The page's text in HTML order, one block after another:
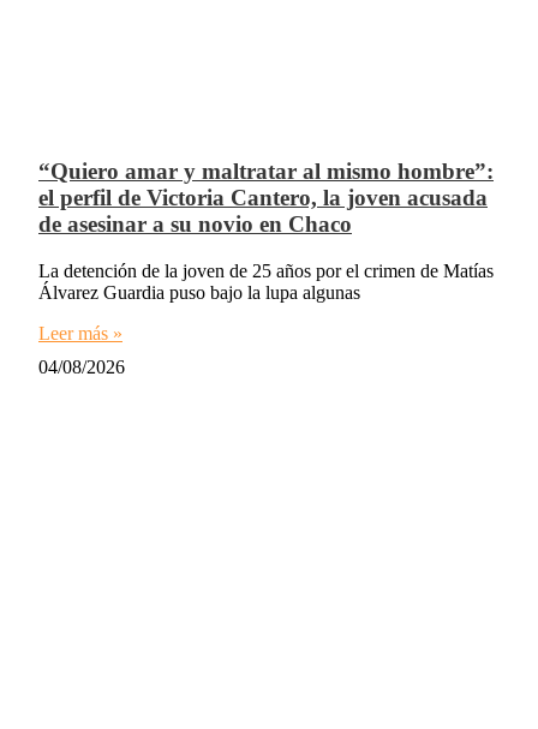
“Quiero amar y maltratar al mismo hombre”:
el perfil de Victoria Cantero, la joven acusada
de asesinar a su novio en Chaco
La detención de la joven de 25 años por el crimen de Matías
Álvarez Guardia puso bajo la lupa algunas
Leer más »
04/08/2026